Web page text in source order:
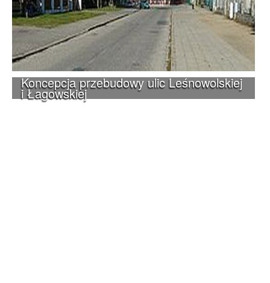
Koncepcja przebudowy ulic Leśnowolskiej
i Łagowskiej